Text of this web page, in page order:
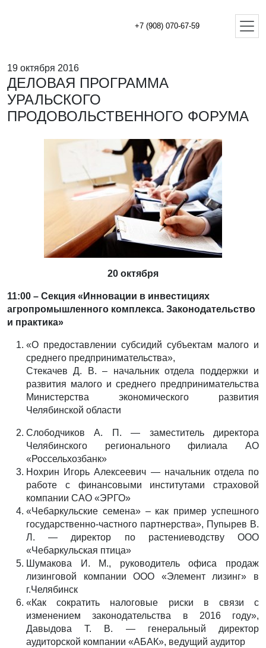
+7 (908) 070-67-59
19 октября 2016
ДЕЛОВАЯ ПРОГРАММА
УРАЛЬСКОГО
ПРОДОВОЛЬСТВЕННОГО ФОРУМА
20 октября
11:00 – Секция «Инновации в инвестициях
агропромышленного комплекса. Законодательство
и практика»
«О предоставлении субсидий субъектам малого и
среднего предпринимательства»,
Стекачев Д. В. – начальник отдела поддержки и
развития малого и среднего предпринимательства
Министерства экономического развития
Челябинской области
Слободчиков А. П. — заместитель директора
Челябинского регионального филиала АО
«Россельхозбанк»
Нохрин Игорь Алексеевич — начальник отдела по
работе с финансовыми институтами страховой
компании САО «ЭРГО»
«Чебаркульские семена» – как пример успешного
государственно-частного партнерства», Пупырев В.
Л. — директор по растениеводству ООО
«Чебаркульская птица»
Шумакова И. М., руководитель офиса продаж
лизинговой компании ООО «Элемент лизинг» в
г.Челябинск
«Как сократить налоговые риски в связи с
изменением законодательства в 2016 году»,
Давыдова Т. В. — генеральный директор
аудиторской компании «АБАК», ведущий аудитор